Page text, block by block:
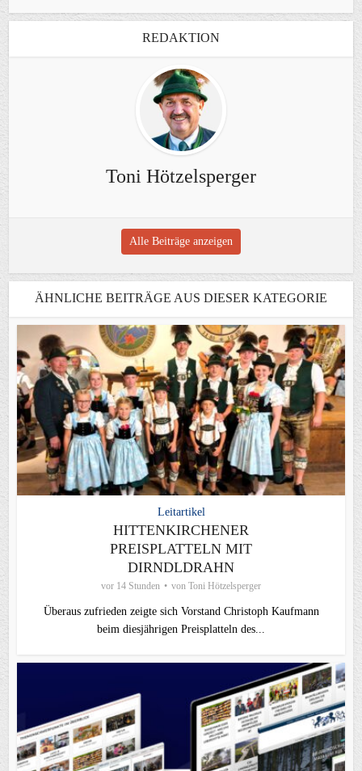
REDAKTION
Toni Hötzelsperger
Alle Beiträge anzeigen
ÄHNLICHE BEITRÄGE AUS DIESER KATEGORIE
Leitartikel
HITTENKIRCHENER
PREISPLATTELN MIT
DIRNDLDRAHN
vor 14 Stunden von Toni Hötzelsperger
Überaus zufrieden zeigte sich Vorstand Christoph Kaufmann
beim diesjährigen Preisplatteln des...